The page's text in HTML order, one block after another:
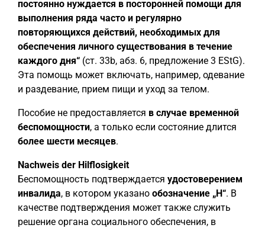
постоянно нуждается в посторонней помощи для
выполнения ряда часто и регулярно
повторяющихся действий, необходимых для
обеспечения личного существования в течение
каждого дня“ (ст. 33b, абз. 6, предложение 3 EStG).
Эта помощь может включать, например, одевание
и раздевание, прием пищи и уход за телом.
Пособие не предоставляется в случае временной
беспомощности, а только если состояние длится
более шести месяцев.
Nachweis der Hilflosigkeit
Беспомощность подтверждается удостоверением
инвалида, в котором указано обозначение „H“. В
качестве подтверждения может также служить
решение органа социального обеспечения, в